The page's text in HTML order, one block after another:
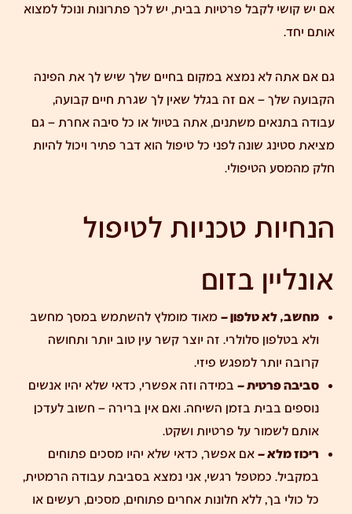
אם יש קושי לקבל פרטיות בבית, יש לכך פתרונות ונוכל למצוא
אותם יחד.
גם אם אתה לא נמצא במקום בחיים שלך שיש לך את הפינה
הקבועה שלך – אם זה בגלל שאין לך שגרת חיים קבועה,
עבודה בתנאים משתנים, אתה בטיול או כל סיבה אחרת – גם
מציאת סטינג שונה לפני כל טיפול הוא דבר פתיר ויכול להיות
חלק מהמסע הטיפולי.
הנחיות טכניות לטיפול
אונליין בזום
מחשב, לא טלפון – מאוד מומלץ להשתמש במסך מחשב
ולא בטלפון סלולרי. זה יוצר קשר עין טוב יותר ותחושה
קרובה יותר למפגש פיזי.
סביבה פרטית – במידה וזה אפשרי, כדאי שלא יהיו אנשים
נוספים בבית בזמן השיחה. ואם אין ברירה – חשוב לעדכן
אותם לשמור על פרטיות ושקט.
ריכוז מלא – אם אפשר, כדאי שלא יהיו מסכים פתוחים
במקביל. כמטפל רגשי, אני נמצא בסביבת עבודה הרמטית,
כל כולי בך, ללא חלונות אחרים פתוחים, מסכים, רעשים או